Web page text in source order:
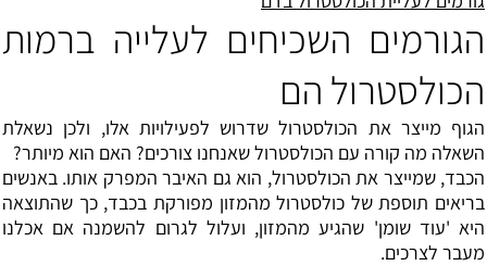
הגורמים השכיחים לעלייה ברמות
הכולסטרול הם
הגוף מייצר את הכולסטרול שדרוש לפעילויות אלו, ולכן נשאלת
השאלה מה קורה עם הכולסטרול שאנחנו צורכים? האם הוא מיותר?
הכבד, שמייצר את הכולסטרול, הוא גם האיבר המפרק אותו. באנשים
בריאים תוספת של כולסטרול מהמזון מפורקת בכבד, כך שהתוצאה
היא 'עוד שומן' שהגיע מהמזון, ועלול לגרום להשמנה אם אכלנו
מעבר לצרכים.